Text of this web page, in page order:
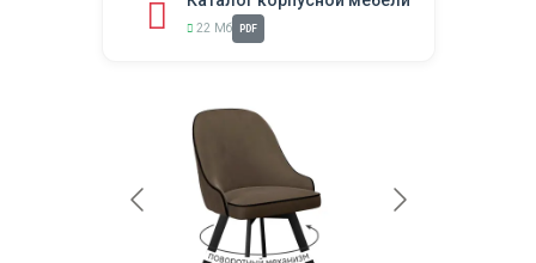
22 Мб PDF